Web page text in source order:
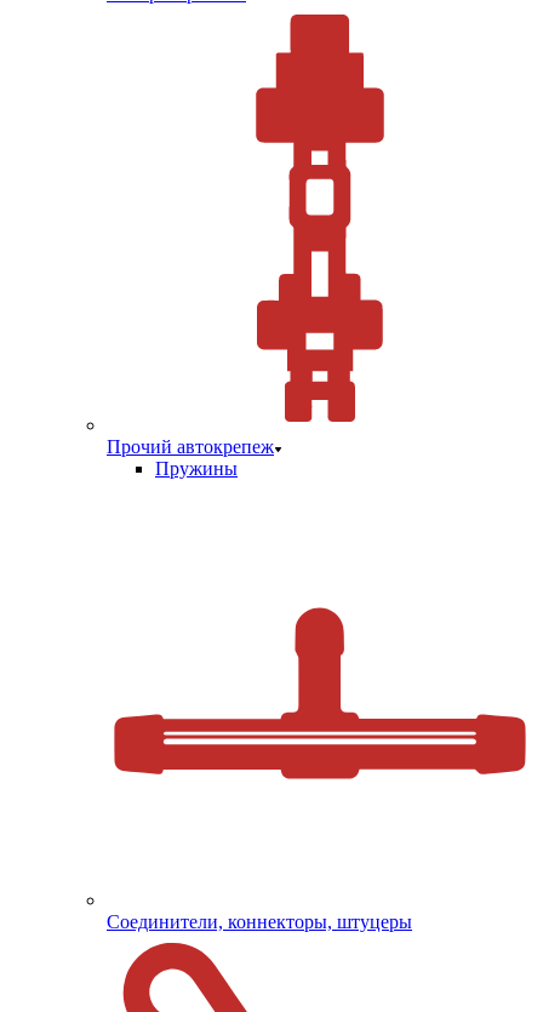
Прочий автокрепеж
Пружины
Соединители, коннекторы, штуцеры